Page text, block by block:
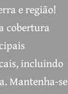
e região!
cobertura
incluindo
Mantenha-se